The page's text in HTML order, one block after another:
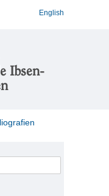
English
Ibsen-